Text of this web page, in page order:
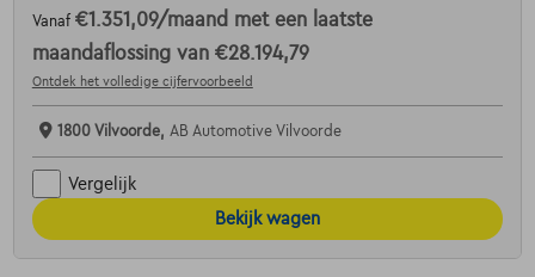
Vanaf €1.351,09/maand met een laatste
maandaflossing van €28.194,79
Ontdek het volledige cijfervoorbeeld
1800 Vilvoorde, AB Automotive Vilvoorde
Vergelijk
Bekijk wagen